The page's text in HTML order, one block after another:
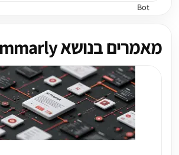
מאמרים בנושא Grammarly